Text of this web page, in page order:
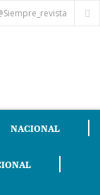
NACIONAL